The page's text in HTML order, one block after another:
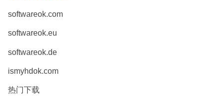
softwareok.com
softwareok.eu
softwareok.de
ismyhdok.com
热门下载